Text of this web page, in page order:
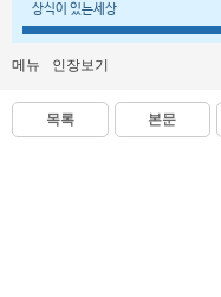
상식이 있는세상
메뉴 인장보기
목록 본문